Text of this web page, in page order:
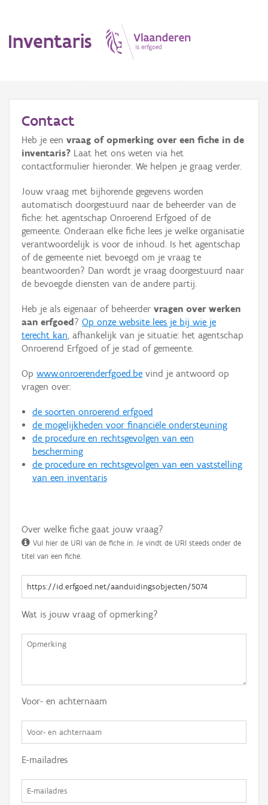
Inventaris
Erfgoedobject
Aanduidingsobject
Waarneming
Thema
Gebeurtenis
Persoon of collectief
Hergebruik
Aanmelden
Contact
Heb je een vraag of opmerking over een fiche in de
inventaris? Laat het ons weten via het
contactformulier hieronder. We helpen je graag verder.
Jouw vraag met bijhorende gegevens worden
automatisch doorgestuurd naar de beheerder van de
fiche: het agentschap Onroerend Erfgoed of de
gemeente. Onderaan elke fiche lees je welke organisatie
verantwoordelijk is voor de inhoud. Is het agentschap
of de gemeente niet bevoegd om je vraag te
beantwoorden? Dan wordt je vraag doorgestuurd naar
de bevoegde diensten van de andere partij.
Heb je als eigenaar of beheerder vragen over werken
aan erfgoed ? Op onze website lees je bij wie je
terecht kan, afhankelijk van je situatie: het agentschap
Onroerend Erfgoed of je stad of gemeente.
Op www.onroerenderfgoed.be vind je antwoord op
vragen over:
de soorten onroerend erfgoed
de mogelijkheden voor financiële ondersteuning
de procedure en rechtsgevolgen van een
bescherming
de procedure en rechtsgevolgen van een vaststelling
van een inventaris
Over welke fiche gaat jouw vraag?
Vul hier de URI van de fiche in. Je vindt de URI steeds onder de
titel van een fiche.
Wat is jouw vraag of opmerking?
Voor- en achternaam
E-mailadres